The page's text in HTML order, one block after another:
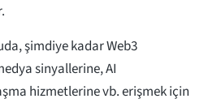
şimdiye kadar Web3
sinyallerine, AI
hizmetlerine vb. erişmek için